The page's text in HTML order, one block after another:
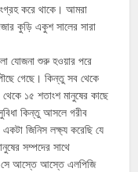
করে থাকে। আমরা
কুড়ি একুশ সালের সারা
যোজনা শুরু হওয়ার পরে
গেছে। কিন্তু সব থেকে
১৫ শতাংশ মানুষের কাছে
কিন্তু আসলে গরীব
জিনিস লক্ষ্য করেছি যে
সম্পদের সাথে
সে আস্তে আস্তে এলপিজি